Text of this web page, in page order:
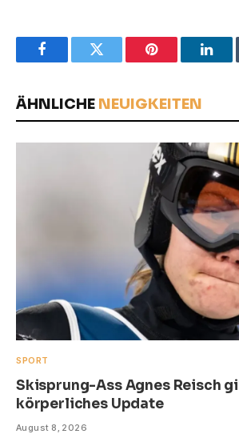
FacebookTwitter Pinterest
ÄHNLICHE NEUIGKEITEN
SPORT
Skisprung-Ass Agnes Reisch
körperliches Update
August 8, 2026